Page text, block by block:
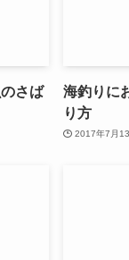
さば
海釣りに
り方
2017年7月